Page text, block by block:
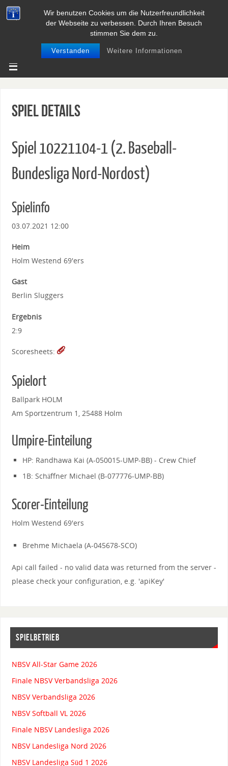
Wir benutzen Cookies um die Nutzerfreundlichkeit
der Webseite zu verbessen. Durch Ihren Besuch
stimmen Sie dem zu.
Verstanden Weitere Informationen
BASEBALL UND SOFTBALL IN
NIEDERSACHSEN
Spiel Details
Spiel 10221104-1 (2. Baseball-
Bundesliga Nord-Nordost)
Spielinfo
03.07.2021 12:00
Heim
Holm Westend 69'ers
Gast
Berlin Sluggers
Ergebnis
2:9
Scoresheets:
Spielort
Ballpark HOLM
Am Sportzentrum 1, 25488 Holm
Umpire-Einteilung
HP: Randhawa Kai (A-050015-UMP-BB) - Crew Chief
1B: Schäffner Michael (B-077776-UMP-BB)
Scorer-Einteilung
Holm Westend 69'ers
Brehme Michaela (A-045678-SCO)
Api call failed - no valid data was returned from the server -
please check your configuration, e.g. 'apiKey'
SPIELBETRIEB
NBSV All-Star Game 2026
Finale NBSV Verbandsliga 2026
NBSV Verbandsliga 2026
NBSV Softball VL 2026
Finale NBSV Landesliga 2026
NBSV Landesliga Nord 2026
NBSV Landesliga Süd 1 2026